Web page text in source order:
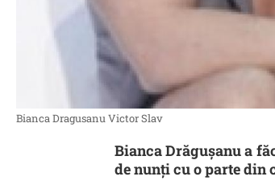
Bianca Dragusanu Victor Slav
Bianca Drăgușanu a
de nunți cu o parte din